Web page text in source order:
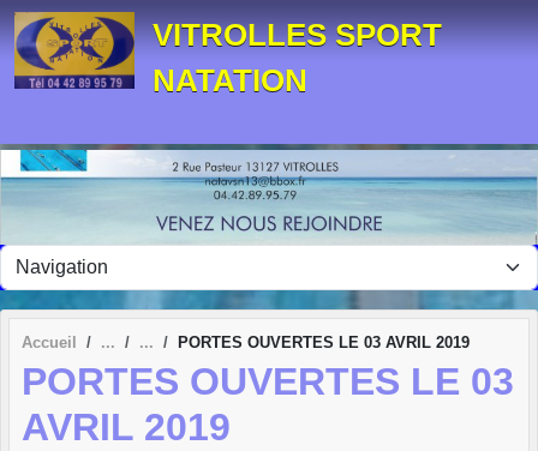
VITROLLES SPORT
NATATION
Accueil PORTES OUVERTES LE 03 AVRIL 2019
PORTES OUVERTES LE 03
AVRIL 2019
Panneau de gestion des cookies